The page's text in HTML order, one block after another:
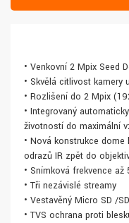
• Venkovní 2 Mpix Seed
• Skvělá citlivost
• Rozlišení do 2 Mpix
• Integrovaný
životností do maximální
• Nová konstrukce
odrazů IR zpět do
• Snímková frekvence
• Tři nezávislé streamy
• Vestavěný Micro SD /
• TVS ochrana proti